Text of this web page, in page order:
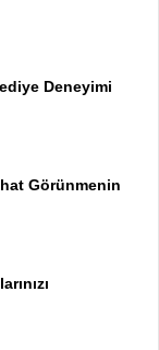
Deneyimi
Görünmenin